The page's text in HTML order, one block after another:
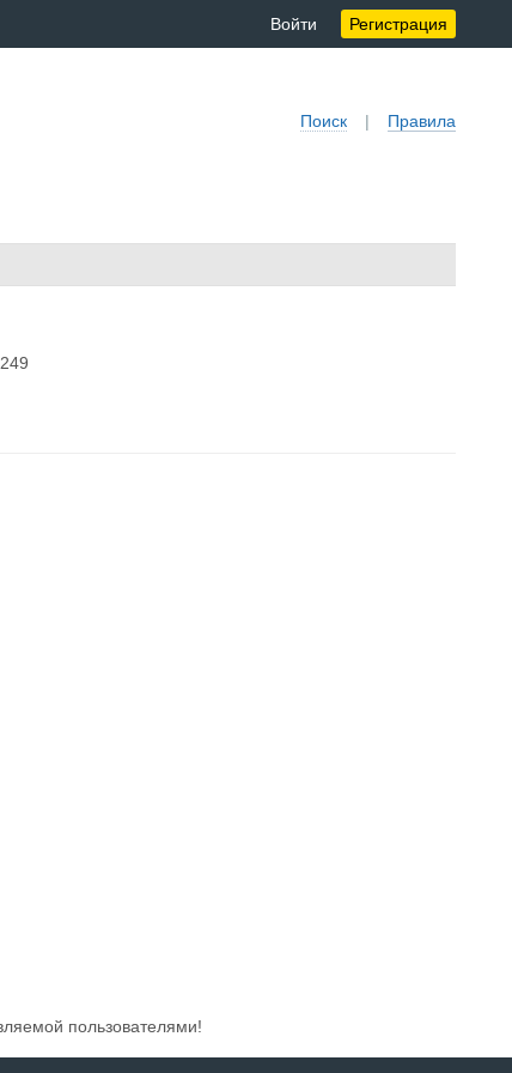
Войти Регистрация
Поиск | Правила
пользователями!